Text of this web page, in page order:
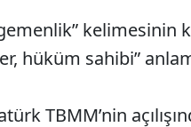
kelimesinin
hüküm sahibi”
TBMM’nin